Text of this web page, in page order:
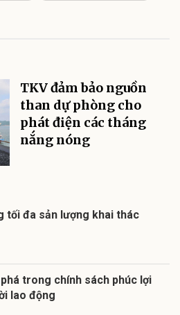
TKV đảm bảo nguồn
than dự phòng cho
phát điện các tháng
nắng nóng
tối đa sản lượng khai thác
trong chính sách phúc lợi
lao động